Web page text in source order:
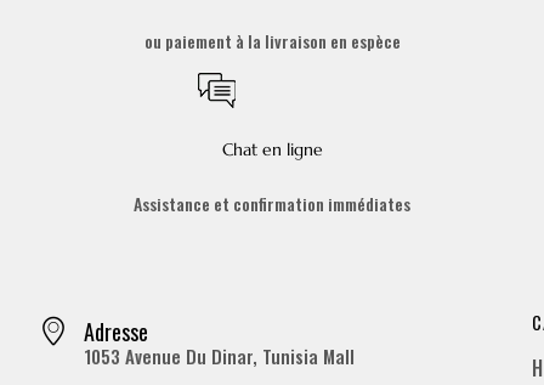
ou paiement à la livraison en espèce
Chat en ligne
Assistance et confirmation immédiates
Adresse
1053 Avenue Du Dinar, Tunisia Mall